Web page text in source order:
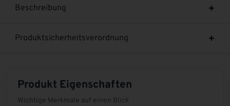
Beschreibung
Produktsicherheitsverordnung
Produkt Eigenschaften
Wichtige Merkmale auf einen Blick